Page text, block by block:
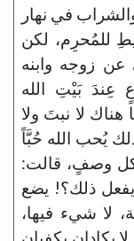
في نهار
للمُحرِم، لكن
عن زوجه وابنه
عِندَ بَيْتِ الله
هناك لا نبتَ ولا
يُحب الله حُبَّاً
وصفٍ، قالت:
ذلك؟! يضع
لا شيء فيها،
يكادان يكفيان